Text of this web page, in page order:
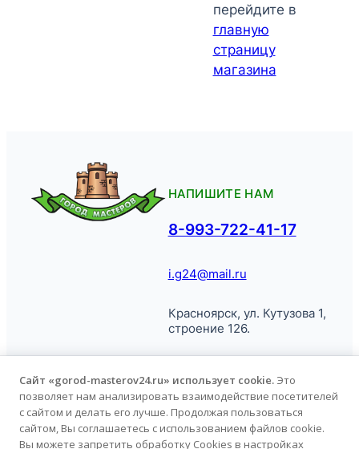
перейдите в
главную
страницу
магазина
НАПИШИТЕ НАМ
8-993-722-41-17
i.g24@mail.ru
Красноярск, ул. Кутузова 1,
строение 126.
© Город
Мастеров, 2026.
Политика обработки
персональных данных
Сайт «gorod-masterov24.ru» использует cookie. Это
позволяет нам анализировать взаимодействие посетителей
с сайтом и делать его лучше. Продолжая пользоваться
сайтом, Вы соглашаетесь с использованием файлов cookie.
Вы можете запретить обработку Cookies в настройках